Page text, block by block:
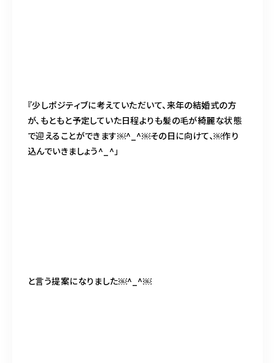
『少しポジティブに考えていただいて、来年の結婚式の方
が、もともと予定していた日程よりも髪の毛が綺麗な状態
で迎えることができます￼^_^￼その日に向けて、￼作り
込んでいきましょう^_^」
と言う提案になりました￼^_^￼